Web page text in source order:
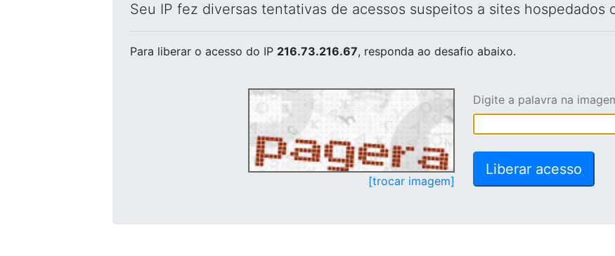
Seu IP fez diversas tentativas de acessos suspeitos a sites hospedados
Para liberar o acesso do IP 216.73.216.67, responda ao desafio abaixo.
[trocar imagem]
Digite a palavra na